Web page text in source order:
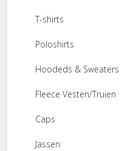
T-shirts
Poloshirts
Hoodeds & Sweaters
Fleece Vesten/Truien
Caps
Jassen